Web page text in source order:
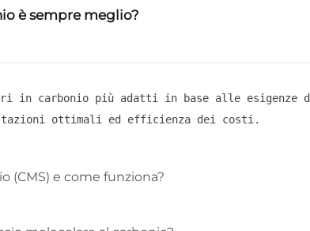
è sempre meglio?
in carbonio più adatti in base alle esigenze
ottimali ed efficienza dei costi.
(CMS) e come funziona?